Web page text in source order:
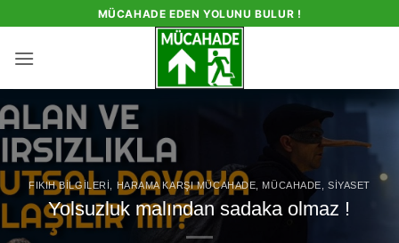
atla
MÜCAHADE EDEN YOLUNU BULUR !
FIKIH BILGILERI HARAMA KARŞI MÜCAHADE MÜCAHADE ,SIYASET
Yolsuzluk malından sadaka olmaz !